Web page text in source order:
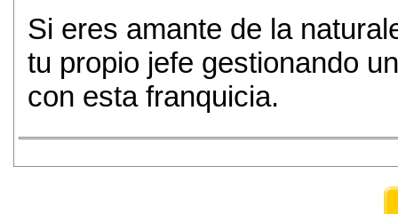
Si eres amante de la
tu propio jefe gestionando
con esta franquicia.